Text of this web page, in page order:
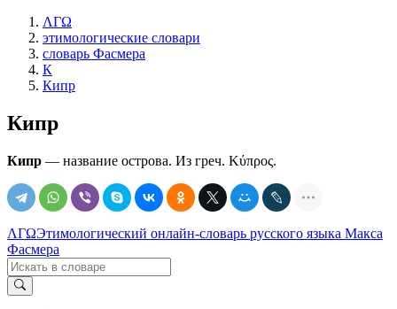
ΛΓΩ
этимологические словари
словарь Фасмера
К
Кипр
Кипр
Кипр — название острова. Из греч. Κύπρος.
ΛΓΩЭтимологический онлайн-словарь русского языка Макса
Фасмера